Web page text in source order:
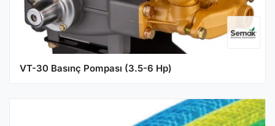
VT-30 Basınç Pompası (3.5-6 Hp)